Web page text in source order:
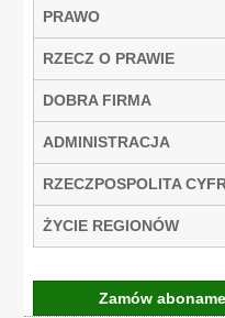
PRAWO
RZECZ O PRAWIE
DOBRA FIRMA
ADMINISTRACJA
RZECZPOSPOLITA
ŻYCIE REGIONÓW
Zamów